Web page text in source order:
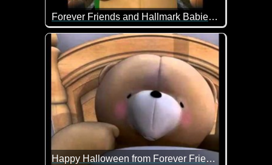
Forever Friends and Hallmark Babies wish you a special Halloween
Die Bärchen wünschen dir ein gruseliges
Happy Halloween from Forever Friends